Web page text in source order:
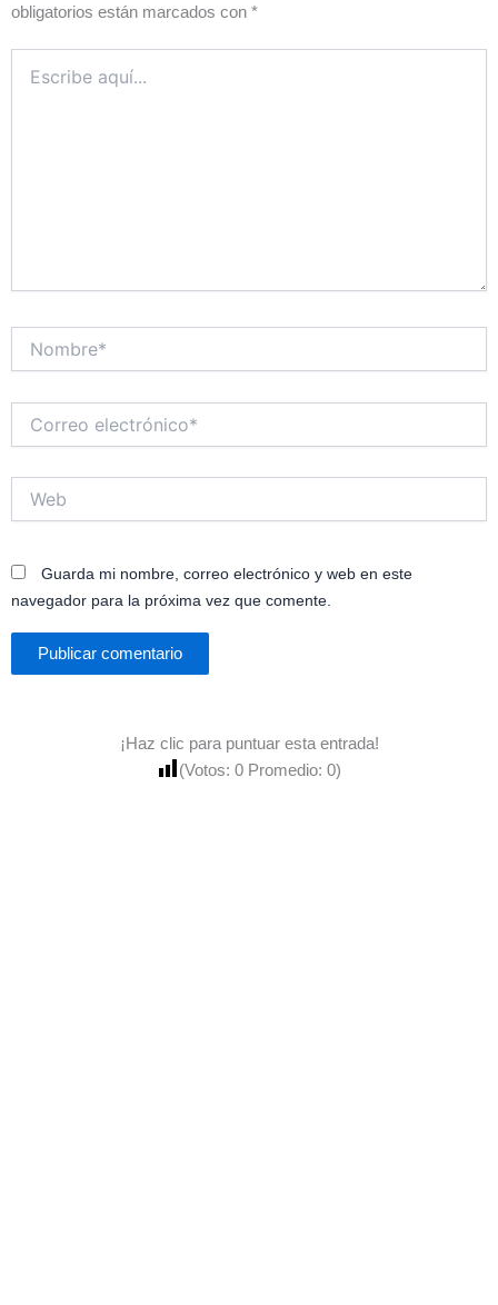
obligatorios están marcados con *
aquí...
electrónico*
Guarda mi nombre, correo electrónico y web en este
navegador para la próxima vez que comente.
¡Haz clic para puntuar esta entrada!
(Votos: 0 Promedio: 0)